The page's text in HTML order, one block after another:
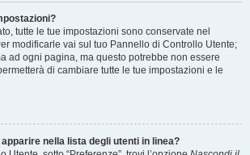
tutte le tue impostazioni sono conservate nel
modificarle vai sul tuo Pannello di Controllo Utente;
ad ogni pagina, ma questo potrebbe non essere
di cambiare tutte le tue impostazioni e le
nella lista degli utenti in linea?